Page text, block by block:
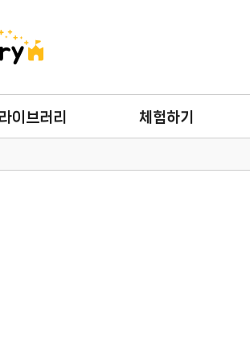
이브러리 체험하기